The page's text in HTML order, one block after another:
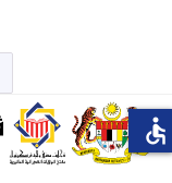
accessible